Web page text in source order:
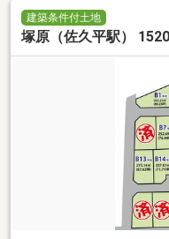
建築条件付土地
塚原（佐久平駅）